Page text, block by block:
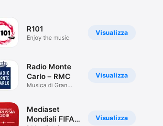
Visualizza
R101
Enjoy the music
Visualizza
Radio Monte
Carlo – RMC
Musica di Gran
Visualizza
Mediaset
Mondiali FIFA